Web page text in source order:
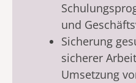
und
Sicherung
sicherer
Umsetzung